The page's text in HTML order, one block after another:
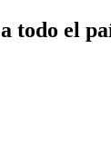
todo el